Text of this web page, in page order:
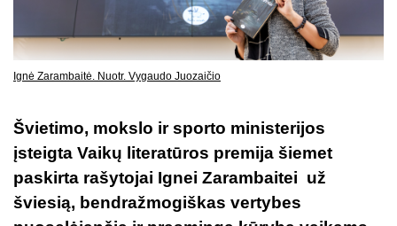
Ignė Zarambaitė. Nuotr. Vygaudo Juozaičio
Švietimo, mokslo ir sporto ministerijos
įsteigta Vaikų literatūros premija šiemet
paskirta rašytojai Ignei Zarambaitei už
šviesią, bendražmogiškas vertybes